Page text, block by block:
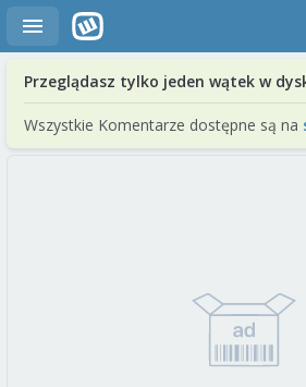
Przeglądasz tylko jeden wątek w
Wszystkie Komentarze dostępne są na